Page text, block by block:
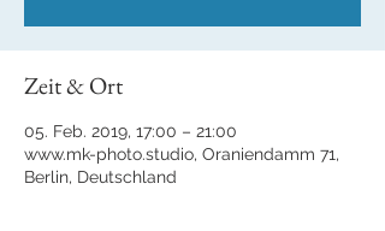
Zeit & Ort
05. Feb. 2019, 17:00 – 21:00
www.mk-photo.studio, Oraniendamm 71,
Berlin, Deutschland